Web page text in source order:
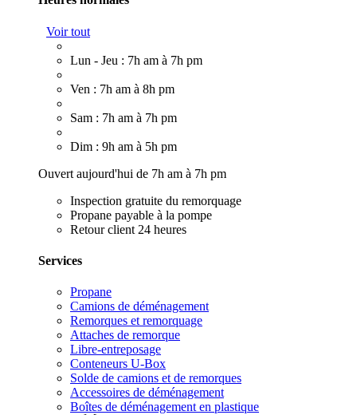
Voir tout
Lun - Jeu : 7h am à 7h pm
Ven : 7h am à 8h pm
Sam : 7h am à 7h pm
Dim : 9h am à 5h pm
Ouvert aujourd'hui de 7h am à 7h pm
Inspection gratuite du remorquage
Propane payable à la pompe
Retour client 24 heures
Services
Propane
Camions de déménagement
Remorques et remorquage
Attaches de remorque
Libre-entreposage
Conteneurs U-Box
Solde de camions et de remorques
Accessoires de déménagement
Boîtes de déménagement en plastique